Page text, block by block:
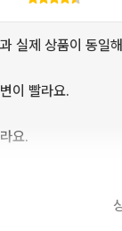
실제 상품이 동일
이 빨라요.
요.